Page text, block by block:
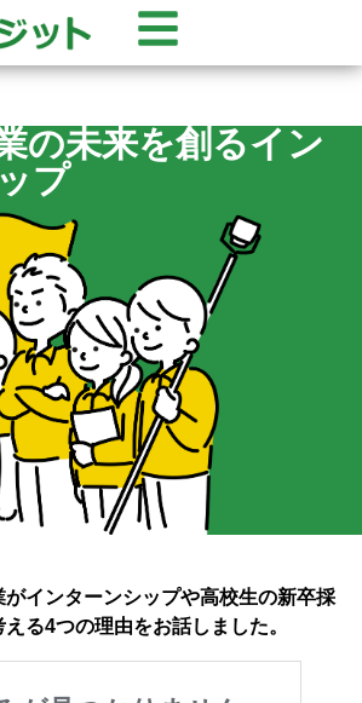
の未来を創るイン
プ
インターンシップや高校生の新卒採
る4つの理由をお話しました。